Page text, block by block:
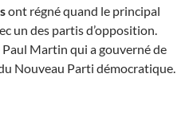
ont régné quand le principal
un des partis d’opposition.
Martin qui a gouverné de
Nouveau Parti démocratique.